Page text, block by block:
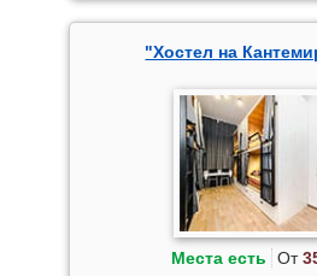
"Хостел на
Места есть От